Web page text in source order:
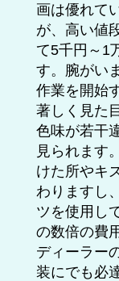
画は優れて
が、高い値
て5千円～1
す。腕がい
作業を開始
著しく見た
色味が若干
見られます
けた所やキ
わりますし
ツを使用し
の数倍の費
ディーラー
装にでも必